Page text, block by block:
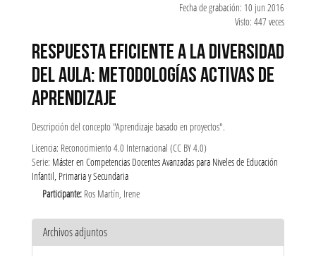
Fecha de grabación: 10 jun 2016
Visto: 447 veces
RESPUESTA EFICIENTE A LA DIVERSIDAD
DEL AULA: METODOLOGÍAS ACTIVAS DE
APRENDIZAJE
Descripción del concepto "Aprendizaje basado en proyectos".
Licencia: Reconocimiento 4.0 Internacional (CC BY 4.0)
Serie: Máster en Competencias Docentes Avanzadas para Niveles de Educación
Infantil, Primaria y Secundaria
Participante: Ros Martín, Irene
Archivos adjuntos